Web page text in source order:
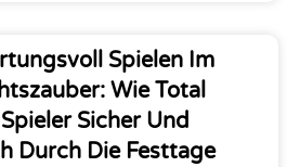
Spielen Im
Wie Total
Sicher Und
Durch Die Festtage